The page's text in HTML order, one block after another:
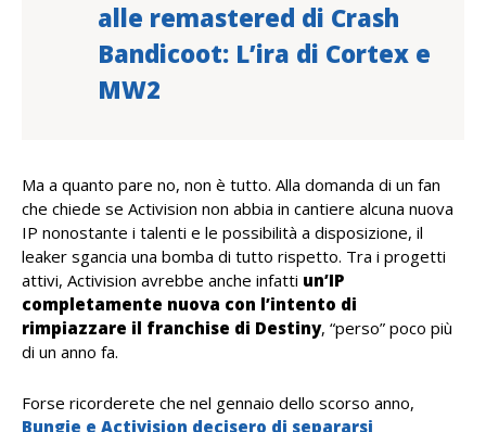
alle remastered di Crash
Bandicoot: L’ira di Cortex e
MW2
Ma a quanto pare no, non è tutto. Alla domanda di un fan
che chiede se Activision non abbia in cantiere alcuna nuova
IP nonostante i talenti e le possibilità a disposizione, il
leaker sgancia una bomba di tutto rispetto. Tra i progetti
attivi, Activision avrebbe anche infatti un’IP
completamente nuova con l’intento di
rimpiazzare il franchise di Destiny, “perso” poco più
di un anno fa.
Forse ricorderete che nel gennaio dello scorso anno,
Bungie e Activision decisero di separarsi